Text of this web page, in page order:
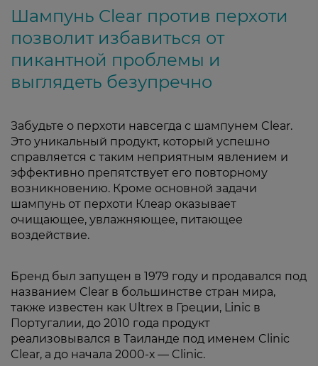
Шампунь Clear против перхоти
позволит избавиться от
пикантной проблемы и
выглядеть безупречно
Забудьте о перхоти навсегда с шампунем Clear.
Это уникальный продукт, который успешно
справляется с таким неприятным явлением и
эффективно препятствует его повторному
возникновению. Кроме основной задачи
шампунь от перхоти Клеар оказывает
очищающее, увлажняющее, питающее
воздействие.
Бренд был запущен в 1979 году и продавался под
названием Clear в большинстве стран мира,
также известен как Ultrex в Греции, Linic в
Португалии, до 2010 года продукт
реализовывался в Таиланде под именем Clinic
Clear, а до начала 2000-х — Clinic.